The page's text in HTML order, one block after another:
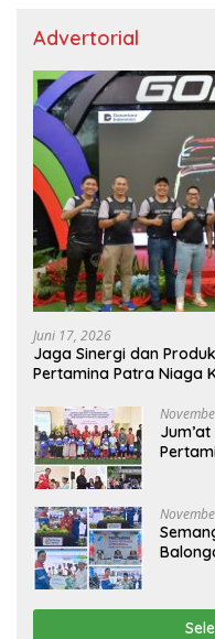
Advertorial
Juni 17, 2026
Jaga Sinergi dan
Pertamina Patra Niaga